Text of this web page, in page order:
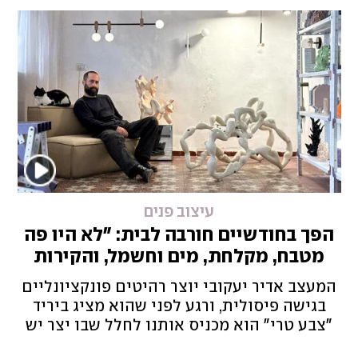
עיצוב פנים
הפך בחודשיים חורבה לבית: "לא היו פה
מטבח, מקלחת, מים וחשמל, והקירות
התפוררו"
המעצב אדיר יעקובי יוצר רהיטים פונקציונליים
בגישה פיסולית, ורגע לפני שהוא מציג ביריד
"צבע טרי" הוא מכניס אותנו לחלל שבו יצר יש